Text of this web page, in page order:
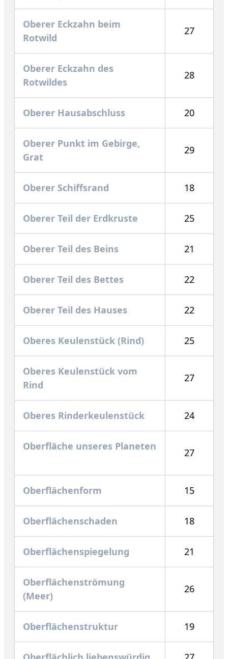
Oberer Eckzahn beim
Rotwild
27
Oberer Eckzahn des
Rotwildes
28
Oberer Hausabschluss 20
Oberer Punkt im Gebirge,
Grat
29
Oberer Schiffsrand 18
Oberer Teil der Erdkruste 25
Oberer Teil des Beins 21
Oberer Teil des Bettes 22
Oberer Teil des Hauses 22
Oberes Keulenstück (Rind) 25
Oberes Keulenstück vom
Rind
27
Oberes Rinderkeulenstück 24
Oberfläche unseres Planeten
27
Oberflächenform 15
Oberflächenschaden 18
Oberflächenspiegelung 21
Oberflächenströmung
(Meer)
26
Oberflächenstruktur 19